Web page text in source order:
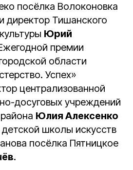
посёлка Волоконовка
и директор Тишанского
Юрий
премии
области
Успех»
централизованной
досуговых учреждений
Юлия Алексенко
школы искусств
посёлка Пятницкое
.